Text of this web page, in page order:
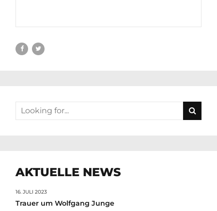
AKTUELLE NEWS
16. JULI 2023
Trauer um Wolfgang Junge